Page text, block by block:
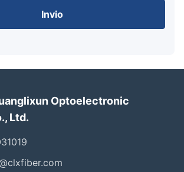
Invio
Optoelectronic
Ltd.